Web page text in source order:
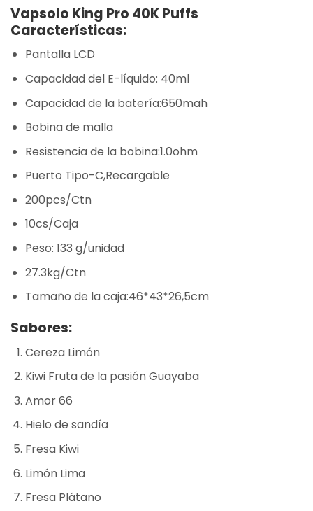
Vapsolo King Pro 40K Puffs
Características:
Pantalla LCD
Capacidad del E-líquido: 40ml
Capacidad de la batería:650mah
Bobina de malla
Resistencia de la bobina:1.0ohm
Puerto Tipo-C,Recargable
200pcs/Ctn
10cs/Caja
Peso: 133 g/unidad
27.3kg/Ctn
Tamaño de la caja:46*43*26,5cm
Sabores:
Cereza Limón
Kiwi Fruta de la pasión Guayaba
Amor 66
Hielo de sandía
Fresa Kiwi
Limón Lima
Fresa Plátano